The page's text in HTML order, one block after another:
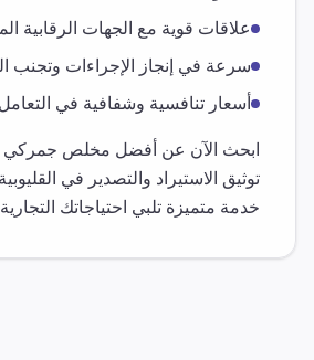
علاقات قوية مع الجهات الرقابية
سرعة في إنجاز الإجراءات وتجنب
أسعار تنافسية وشفافية في التعامل
ابحث الآن عن أفضل مخلص
توثيق الاستيراد والتصدير في القليوبية
خدمة متميزة تلبي احتياجاتك